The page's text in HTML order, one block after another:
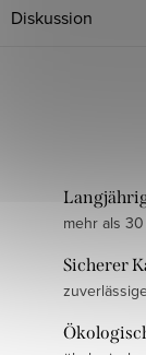
Diskussion
mehr als
Sicherer